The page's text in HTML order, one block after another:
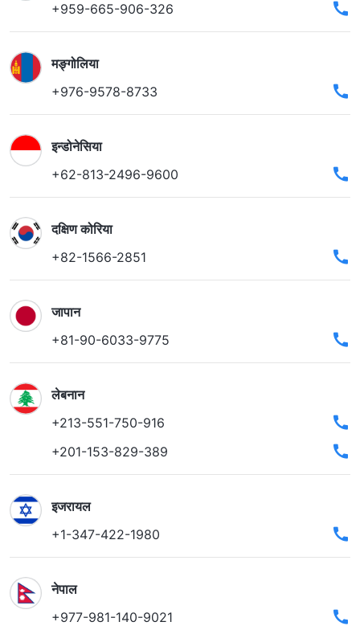
+959-665-906-326
मङ्गोलिया
+976-9578-8733
इन्डोनेसिया
+62-813-2496-9600
दक्षिण कोरिया
+82-1566-2851
जापान
+81-90-6033-9775
लेबनान
+213-551-750-916
+201-153-829-389
इजरायल
+1-347-422-1980
नेपाल
+977-981-140-9021